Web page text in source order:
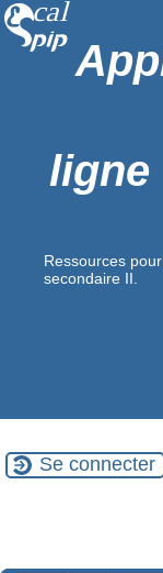
ligne
Ressources
secondaire II.
Se connecter